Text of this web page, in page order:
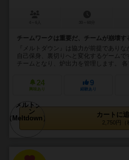
チームワークは重要だ、チームが崩壊す
『メルトダウン』は協力が前提であり
自己保身、裏切りへと変化するゲーム
チームとなり、炉出力を管理します。
24
興味あり
9
経験あり
カートに
2,750円（